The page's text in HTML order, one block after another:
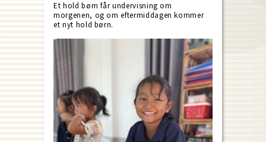
Et hold børn får undervisning om
morgenen, og om eftermiddagen kommer
et nyt hold børn.